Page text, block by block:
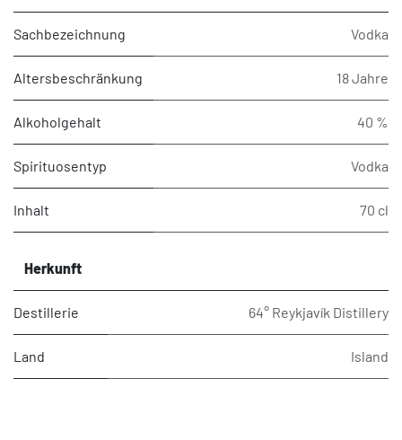
Sachbezeichnung Vodka
Altersbeschränkung 18 Jahre
Alkoholgehalt 40 %
Spirituosentyp Vodka
Inhalt 70 cl
Herkunft
Destillerie 64° Reykjavík Distillery
Land Island